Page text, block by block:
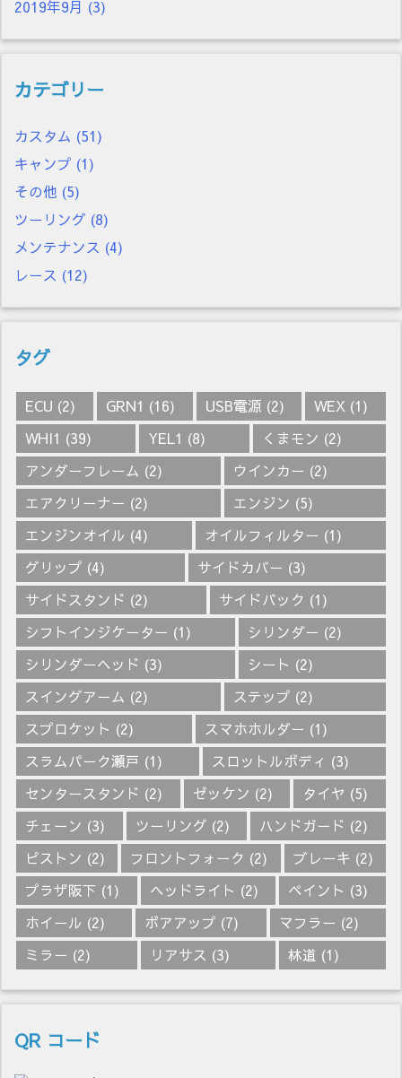
2019年9月 (3)
カテゴリー
カスタム (51)
キャンプ (1)
その他 (5)
ツーリング (8)
メンテナンス (4)
レース (12)
タグ
ECU (2) GRN1 (16) USB電源 (2) WEX (1)
WHI1 (39) YEL1 (8) くまモン (2)
アンダーフレーム (2) ウインカー (2)
エアクリーナー (2) エンジン (5)
エンジンオイル (4) オイルフィルター (1)
グリップ (4) サイドカバー (3)
サイドスタンド (2) サイドバック (1)
シフトインジケーター (1) シリンダー (2)
シリンダーヘッド (3) シート (2)
スイングアーム (2) ステップ (2)
スプロケット (2) スマホホルダー (1)
スラムパーク瀬戸 (1) スロットルボディ (3)
センタースタンド (2) ゼッケン (2) タイヤ (5)
チェーン (3) ツーリング (2) ハンドガード (2)
ピストン (2) フロントフォーク (2) ブレーキ (2)
プラザ阪下 (1) ヘッドライト (2) ペイント (3)
ホイール (2) ボアアップ (7) マフラー (2)
ミラー (2) リアサス (3) 林道 (1)
QR コード